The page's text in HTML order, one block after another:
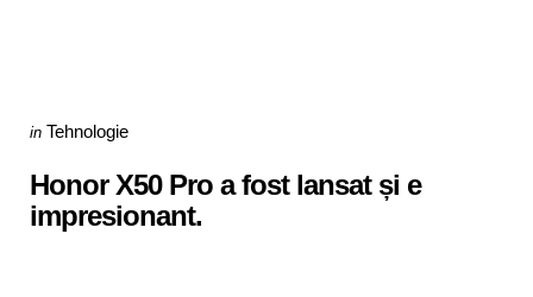
Categories
Posted
in Tehnologie
Honor X50 Pro a fost lansat și e
impresionant.